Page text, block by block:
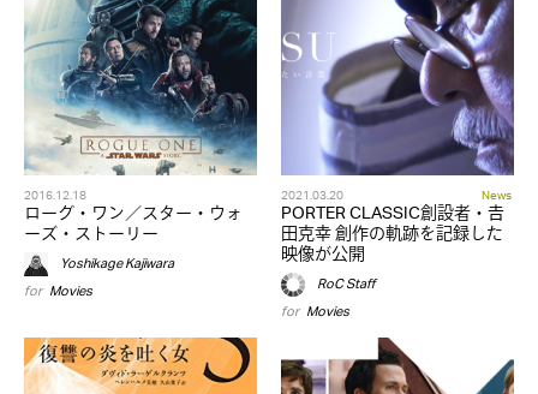
2016.12.18
ローグ・ワン／スター・ウォ
ーズ・ストーリー
Yoshikage Kajiwara
for Movies
2021.03.20 News
PORTER CLASSIC創設者・𠮷
田克幸 創作の軌跡を記録した
映像が公開
RoC Staff
for Movies